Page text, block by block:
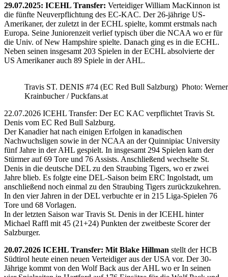
29.07.2025: ICEHL Transfer: Verteidiger William MacKinnon ist
die fünfte Neuverpflichtung des EC-KAC. Der 26-jährige US-
Amerikaner, der zuletzt in der ECHL spielte, kommt erstmals nach
Europa. Seine Juniorenzeit verlief typisch über die NCAA wo er für
die Univ. of New Hampshire spielte. Danach ging es in die ECHL.
Neben seinen insgesamt 203 Spielen in der ECHL absolvierte der
US Amerikaner auch 89 Spiele in der AHL.
Travis ST. DENIS #74 (EC Red Bull Salzburg) Photo: Werner
Krainbucher / Puckfans.at
22.07.2026 ICEHL Transfer: Der EC KAC verpflichtet Travis St.
Denis vom EC Red Bull Salzburg.
Der Kanadier hat nach einigen Erfolgen in kanadischen
Nachwuchsligen sowie in der NCAA an der Quinnipiac University
fünf Jahre in der AHL gespielt. In insgesamt 294 Spielen kam der
Stürmer auf 69 Tore und 76 Assists. Anschließend wechselte St.
Denis in die deutsche DEL zu den Straubing Tigers, wo er zwei
Jahre blieb. Es folgte eine DEL-Saison beim ERC Ingolstadt, um
anschließend noch einmal zu den Straubing Tigers zurückzukehren.
In den vier Jahren in der DEL verbuchte er in 215 Liga-Spielen 76
Tore und 68 Vorlagen.
In der letzten Saison war Travis St. Denis in der ICEHL hinter
Michael Raffl mit 45 (21+24) Punkten der zweitbeste Scorer der
Salzburger.
20.07.2026 ICEHL Transfer: Mit Blake Hillman stellt der HCB
Südtirol heute einen neuen Verteidiger aus der USA vor. Der 30-
Jährige kommt von den Wolf Back aus der AHL wo er In seinen